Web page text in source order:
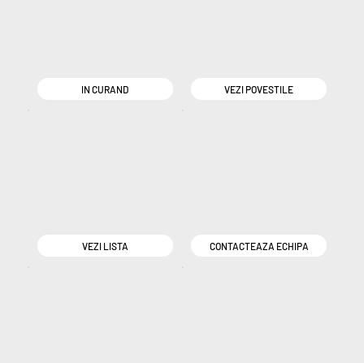
IN CURAND VEZI POVESTILE
VEZI LISTA CONTACTEAZA ECHIPA